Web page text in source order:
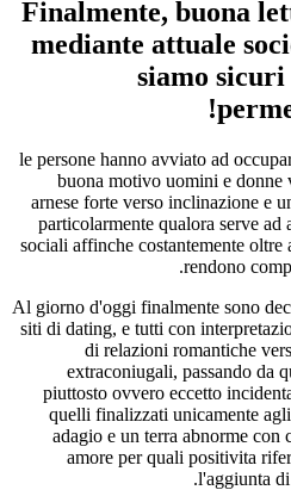
Finalmente, buona
mediante attuale
siamo
le persone hanno avviato ad
buona motivo uomini e donne
arnese forte verso inclinazione e
particolarmente qualora serve ad
sociali affinche costantemente oltre
rendono
Al giorno d'oggi finalmente sono
siti di dating, e tutti con
di relazioni romantiche
extraconiugali, passando da
piuttosto ovvero eccetto
quelli finalizzati unicamente
adagio e un terra abnorme con
amore per quali positivita
l'aggiunta di